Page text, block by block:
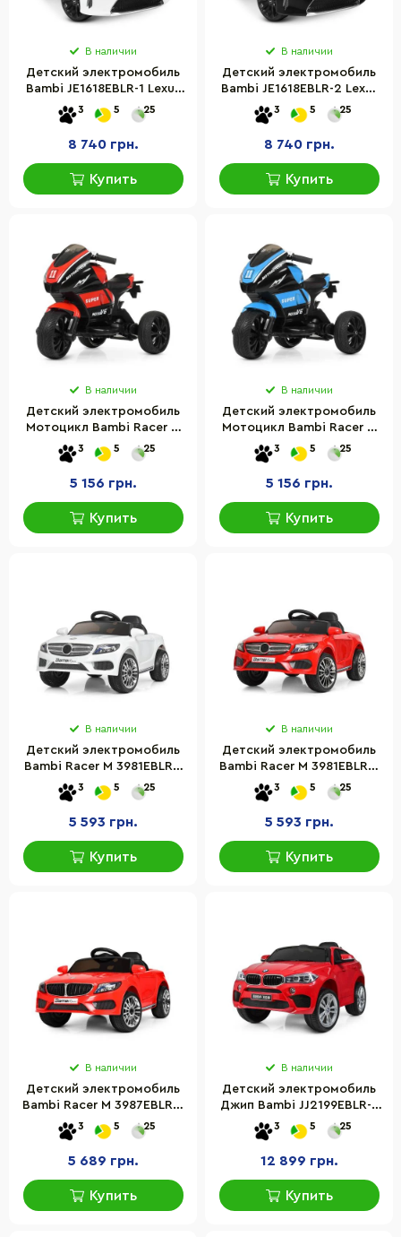
В наличии
Детский электромобиль
Bambi JE1618EBLR-1 Lexus
до 30 кг
3 5 25
8 740 грн.
Купить
В наличии
Детский электромобиль
Bambi JE1618EBLR-2 Lexus
до 30 кг
3 5 25
8 740 грн.
Купить
В наличии
Детский электромобиль
Мотоцикл Bambi Racer M
4135EL-3 до 30 кг
3 5 25
5 156 грн.
Купить
В наличии
Детский электромобиль
Мотоцикл Bambi Racer M
4135EL-4 до 30 кг
3 5 25
5 156 грн.
Купить
В наличии
Детский электромобиль
Bambi Racer M 3981EBLR-1
до 25 кг
3 5 25
5 593 грн.
Купить
В наличии
Детский электромобиль
Bambi Racer M 3981EBLR-3
до 25 кг
3 5 25
5 593 грн.
Купить
В наличии
Детский электромобиль
Bambi Racer M 3987EBLR-3
до 25 кг
3 5 25
5 689 грн.
Купить
В наличии
Детский электромобиль
Джип Bambi JJ2199EBLR-3
BMW до 50 кг
3 5 25
12 899 грн.
Купить